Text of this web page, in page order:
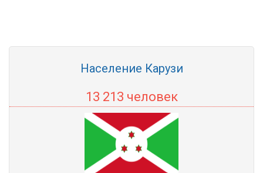
Население Карузи
13 213 человек